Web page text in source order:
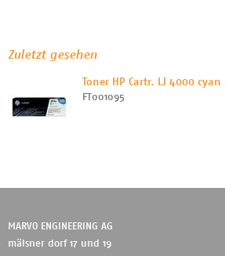
Zuletzt gesehen
Toner HP Cartr. LJ 4000 cyan
FT001095
MARVO ENGINEERING AG
mälsner dorf 17 und 19